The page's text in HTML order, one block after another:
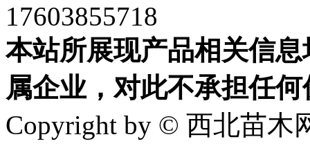
17603855718
本站所展现产品相关信
属企业，对此不承担任
Copyright by © 西北苗木